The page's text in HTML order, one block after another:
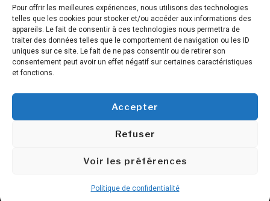
Pour offrir les meilleures expériences, nous utilisons des technologies
telles que les cookies pour stocker et/ou accéder aux informations des
appareils. Le fait de consentir à ces technologies nous permettra de
traiter des données telles que le comportement de navigation ou les ID
uniques sur ce site. Le fait de ne pas consentir ou de retirer son
consentement peut avoir un effet négatif sur certaines caractéristiques
et fonctions.
Accepter
Refuser
Voir les préférences
Politique de confidentialité
Déstockage
Réalisations
FAQ
Blog
Contact
Conditions générales de vente
Plan du site
Damapro